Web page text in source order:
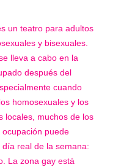
un teatro para adultos
y bisexuales.
lleva a cabo en la
después del
cuando
homosexuales y los
locales, muchos de los
puede
real de la semana:
La zona gay está